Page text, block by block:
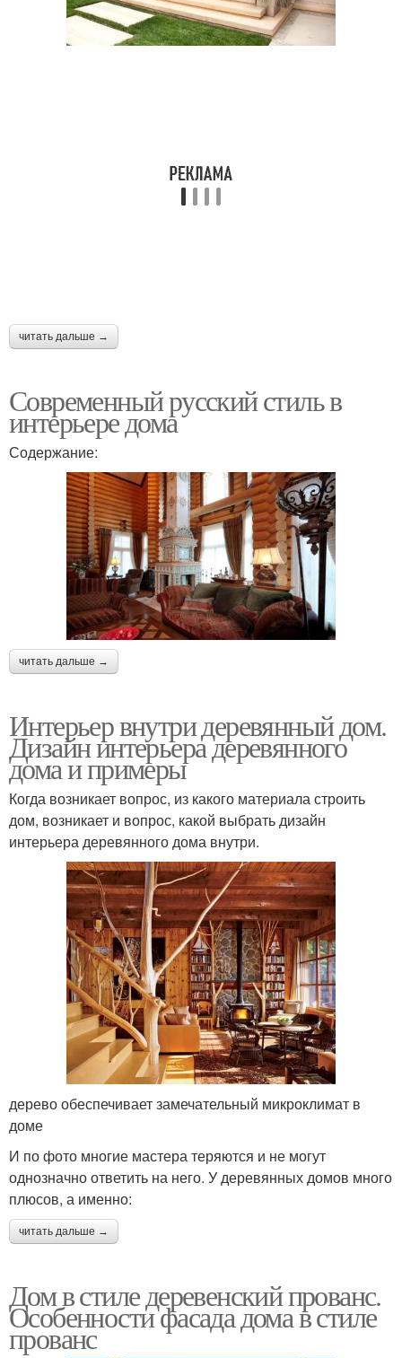
читать дальше →
Современный русский стиль в
интерьере дома
Содержание:
читать дальше →
Интерьер внутри деревянный дом.
Дизайн интерьера деревянного
дома и примеры
Когда возникает вопрос, из какого материала строить
дом, возникает и вопрос, какой выбрать дизайн
интерьера деревянного дома внутри.
дерево обеспечивает замечательный микроклимат в
доме
И по фото многие мастера теряются и не могут
однозначно ответить на него. У деревянных домов много
плюсов, а именно:
читать дальше →
Дом в стиле деревенский прованс.
Особенности фасада дома в стиле
прованс